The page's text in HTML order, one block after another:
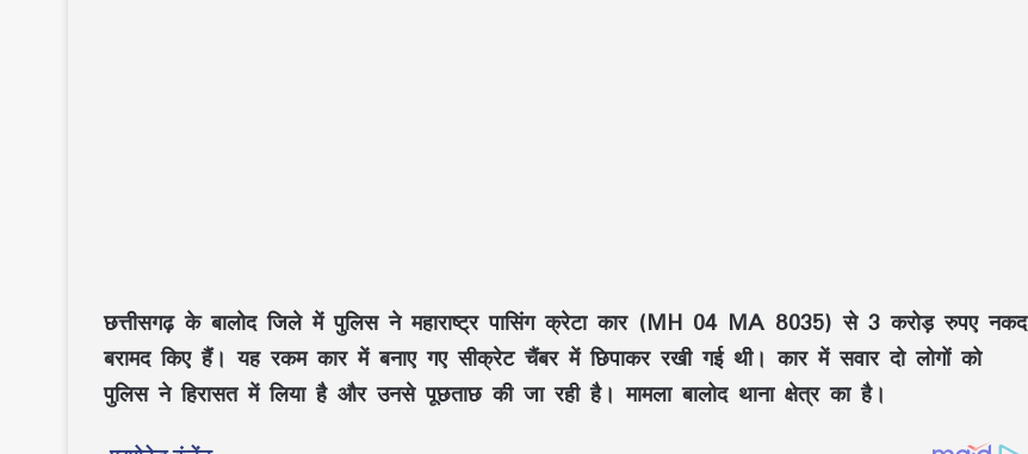
छत्तीसगढ़ के बालोद जिले में पुलिस ने महाराष्ट्र पासिंग क्रेटा कार (MH 04 MA 8035) से 3 करोड़ रुपए नकद
बरामद किए हैं। यह रकम कार में बनाए गए सीक्रेट चैंबर में छिपाकर रखी गई थी। कार में सवार दो लोगों को
पुलिस ने हिरासत में लिया है और उनसे पूछताछ की जा रही है। मामला बालोद थाना क्षेत्र का है।